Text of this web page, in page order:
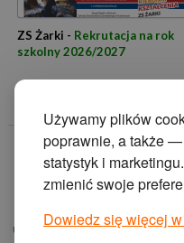
Używamy plików
poprawnie, a także
statystyk i
zmienić swoje
Dowiedz się więcej
ZS Żarki - Rekrutacja na rok
szkolny 2026/2027
© 2014 Zakład
Doskonalenia
Zawodowego w
ul. Krasińskiego 2, 40-